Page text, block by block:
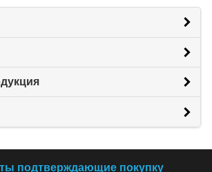
подтверждающие покупку